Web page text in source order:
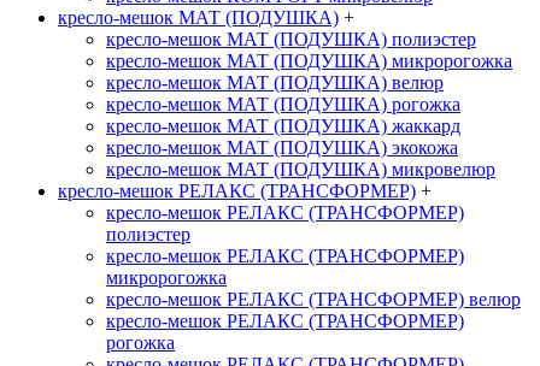
кресло-мешок МАТ (ПОДУШКА) +
кресло-мешок МАТ (ПОДУШКА) полиэстер
кресло-мешок МАТ (ПОДУШКА) микророгожка
кресло-мешок МАТ (ПОДУШКА) велюр
кресло-мешок МАТ (ПОДУШКА) рогожка
кресло-мешок МАТ (ПОДУШКА) жаккард
кресло-мешок МАТ (ПОДУШКА) экокожа
кресло-мешок МАТ (ПОДУШКА) микровелюр
кресло-мешок РЕЛАКС (ТРАНСФОРМЕР) +
кресло-мешок РЕЛАКС (ТРАНСФОРМЕР)
полиэстер
кресло-мешок РЕЛАКС (ТРАНСФОРМЕР)
микророгожка
кресло-мешок РЕЛАКС (ТРАНСФОРМЕР) велюр
кресло-мешок РЕЛАКС (ТРАНСФОРМЕР)
рогожка